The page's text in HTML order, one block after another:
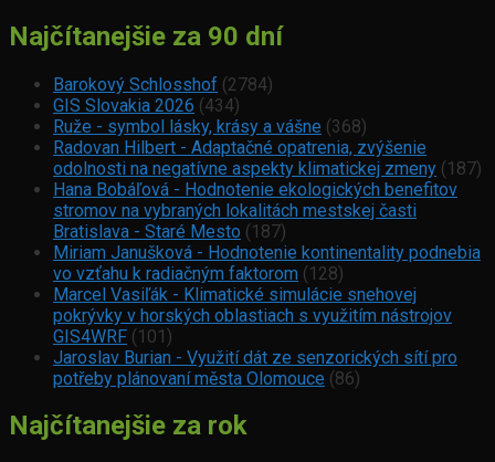
Najčítanejšie za 90 dní
Barokový Schlosshof (2784)
GIS Slovakia 2026 (434)
Ruže - symbol lásky, krásy a vášne (368)
Radovan Hilbert - Adaptačné opatrenia, zvýšenie
odolnosti na negatívne aspekty klimatickej zmeny (187)
Hana Bobáľová - Hodnotenie ekologických benefitov
stromov na vybraných lokalitách mestskej časti
Bratislava - Staré Mesto (187)
Miriam Janušková - Hodnotenie kontinentality podnebia
vo vzťahu k radiačným faktorom (128)
Marcel Vasiľák - Klimatické simulácie snehovej
pokrývky v horských oblastiach s využitím nástrojov
GIS4WRF (101)
Jaroslav Burian - Využití dát ze senzorických sítí pro
potřeby plánovaní města Olomouce (86)
Najčítanejšie za rok